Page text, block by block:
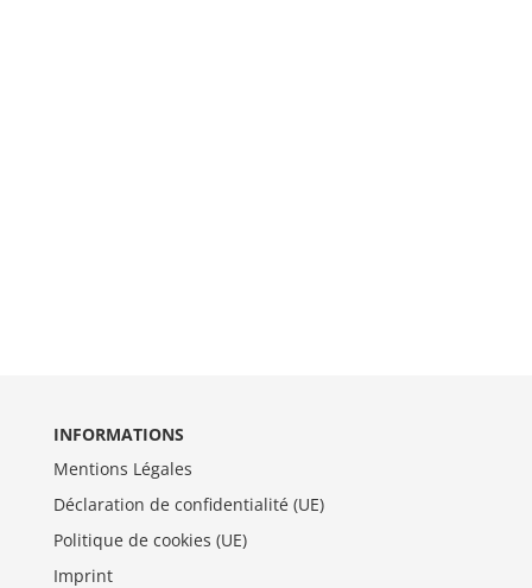
INFORMATIONS
Mentions Légales
Déclaration de confidentialité (UE)
Politique de cookies (UE)
Imprint